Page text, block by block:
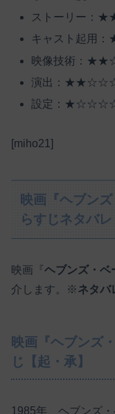
ストーリー
キャスト起
映像技術：
演出：
設定：
[miho21]
映画『ヘブン
らすじネタバ
映画『ヘブンズ・ベ
介します。※ネタバ
映画『ヘブンズ
じ【起・承】
1985年、ヘブンズ